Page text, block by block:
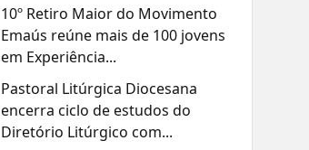
10º Retiro Maior do Movimento
Emaús reúne mais de 100 jovens
em Experiência...
Pastoral Litúrgica Diocesana
encerra ciclo de estudos do
Diretório Litúrgico com...